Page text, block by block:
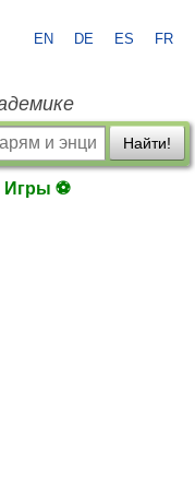
EN DE ES FR
Найти!
Игры ⚽